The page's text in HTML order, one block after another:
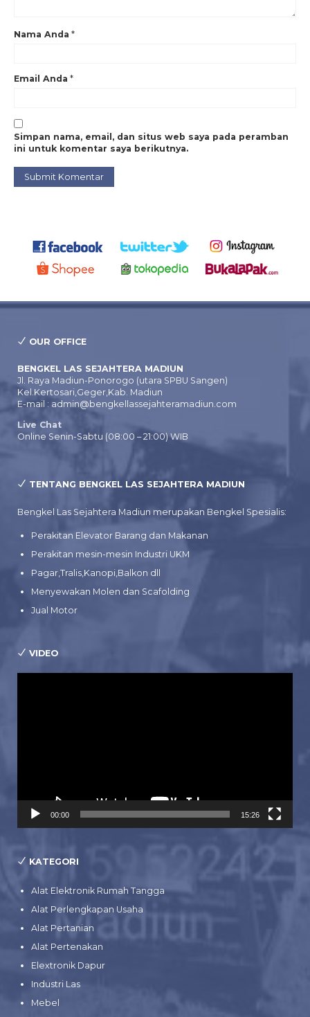
Nama Anda *
Email Anda *
Simpan nama, email, dan situs web saya pada peramban
ini untuk komentar saya berikutnya.
OUR OFFICE
BENGKEL LAS SEJAHTERA MADIUN
Jl. Raya Madiun-Ponorogo (utara SPBU Sangen)
Kel.Kertosari,Geger,Kab. Madiun
E-mail : admin@bengkellassejahteramadiun.com
Live Chat
Online Senin-Sabtu (08:00 – 21:00) WIB
TENTANG BENGKEL LAS SEJAHTERA MADIUN
Bengkel Las Sejahtera Madiun merupakan Bengkel Spesialis:
Perakitan Elevator Barang dan Makanan
Perakitan mesin-mesin Industri UKM
Pagar,Tralis,Kanopi,Balkon dll
Menyewakan Molen dan Scafolding
Jual Motor
VIDEO
00:00 15:26
KATEGORI
Alat Elektronik Rumah Tangga
Alat Perlengkapan Usaha
Alat Pertanian
Alat Pertenakan
Elextronik Dapur
Industri Las
Mebel